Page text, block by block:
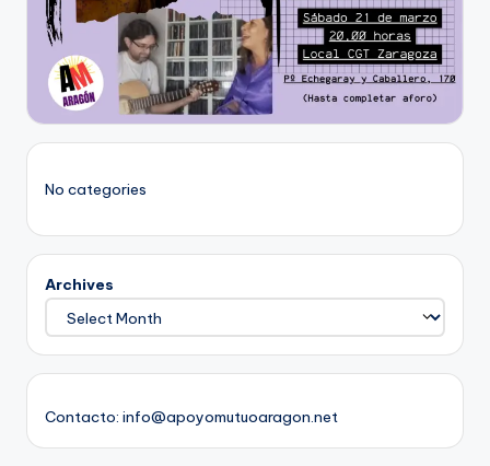
No categories
Archives
Contacto: info@apoyomutuoaragon.net